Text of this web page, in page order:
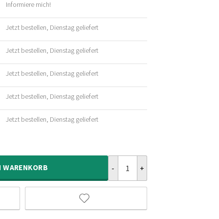
Informiere mich!
Jetzt bestellen, Dienstag geliefert
Jetzt bestellen, Dienstag geliefert
Jetzt bestellen, Dienstag geliefert
Jetzt bestellen, Dienstag geliefert
Jetzt bestellen, Dienstag geliefert
WARENKORB